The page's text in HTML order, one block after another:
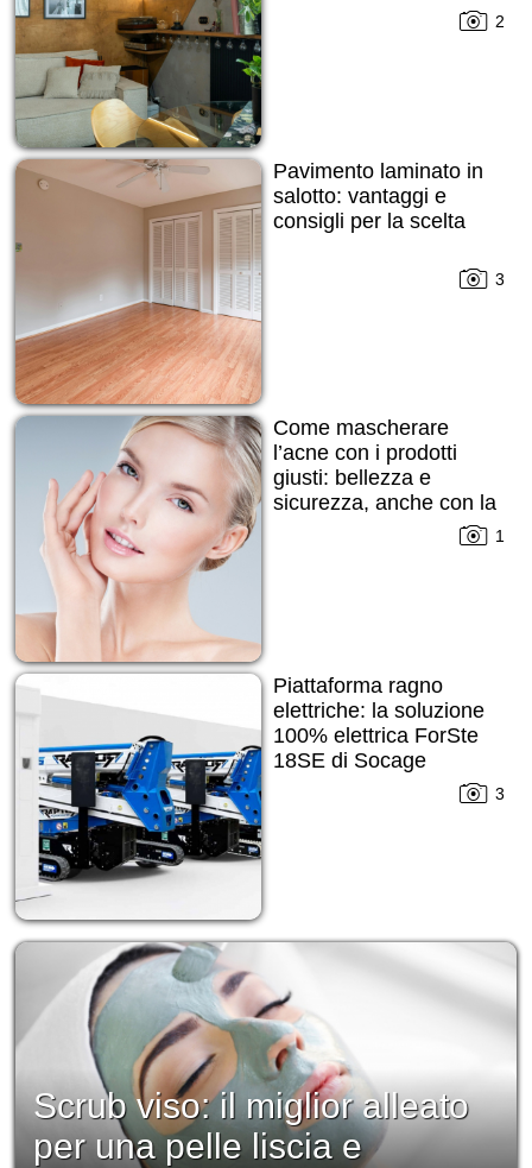
2
Pavimento laminato in
salotto: vantaggi e
consigli per la scelta
3
Come mascherare
l’acne con i prodotti
giusti: bellezza e
sicurezza, anche con la
1
Piattaforma ragno
elettriche: la soluzione
100% elettrica ForSte
18SE di Socage
3
Scrub viso: il miglior alleato
per una pelle liscia e